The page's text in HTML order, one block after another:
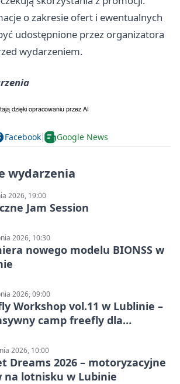
o zakresie ofert i ewentualnych
udostępnione przez organizatora
wydarzeniem.
Facebook Google News
wydarzenia
2026, 19:00
Jam Session
2026, 10:30
nowego modelu BIONSS w
2026, 09:00
Workshop vol.11 w Lublinie –
camp freefly dla
2026, 10:00
Dreams 2026 – motoryzacyjne
na lotnisku w Lubinie